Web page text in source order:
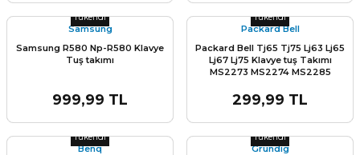
Tükendi
Samsung
Samsung R580 Np-R580 Klavye
Tuş takımı
999,99 TL
Tükendi
Packard Bell
Packard Bell Tj65 Tj75 Lj63 Lj65
Lj67 Lj75 Klavye tuş Takımı
MS2273 MS2274 MS2285
299,99 TL
Tükendi
Benq
Tükendi
Grundig